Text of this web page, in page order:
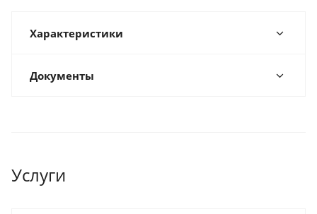
Характеристики
Документы
Услуги